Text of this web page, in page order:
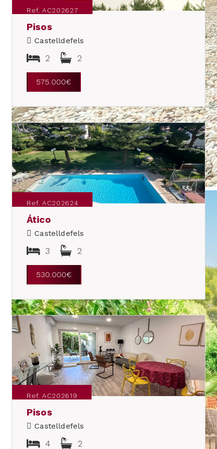
Ref. AC202627
Pisos
Castelldefels
2 2
575.000€
Ref. AC202624
Ático
Castelldefels
3 2
530.000€
Ref. AC202619
Pisos
Castelldefels
4 2